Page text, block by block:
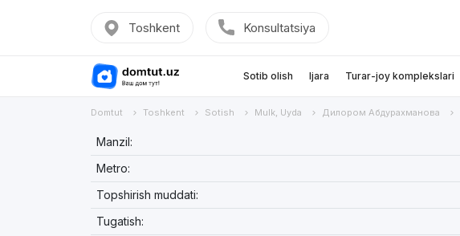
Toshkent Konsultatsiya
Sotib olish Ijara Turar-joy komplekslari
Domtut Toshkent Sotish Mulk, Uyda Дилором Абдурахманова
Manzil:
Metro:
Topshirish muddati:
Tugatish: